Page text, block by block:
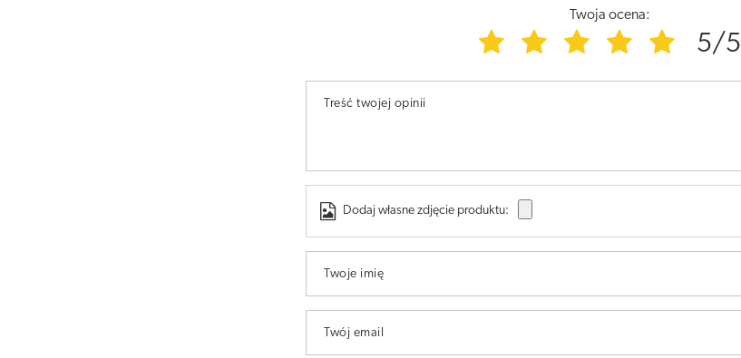
Twoja ocena:
5/5
Treść twojej opinii
Dodaj własne zdjęcie produktu:
Twoje imię
Twój email